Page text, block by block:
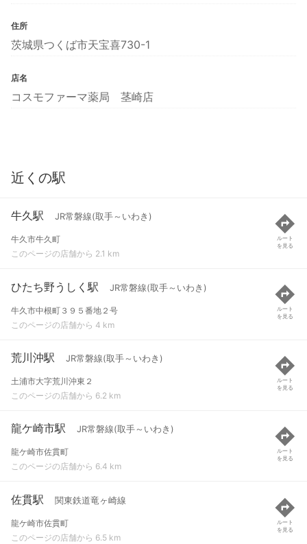
住所
茨城県つくば市天宝喜730-1
店名
コスモファーマ薬局 茎崎店
近くの駅
牛久駅 JR常磐線(取手～いわき)
牛久市牛久町
このページの店舗から 2.1 km
ルート
を見る
ひたち野うしく駅 JR常磐線(取手～いわき)
牛久市中根町３９５番地２号
このページの店舗から 4 km
ルート
を見る
荒川沖駅 JR常磐線(取手～いわき)
土浦市大字荒川沖東２
このページの店舗から 6.2 km
ルート
を見る
龍ケ崎市駅 JR常磐線(取手～いわき)
龍ケ崎市佐貫町
このページの店舗から 6.4 km
ルート
を見る
佐貫駅 関東鉄道竜ヶ崎線
龍ケ崎市佐貫町
このページの店舗から 6.5 km
ルート
を見る